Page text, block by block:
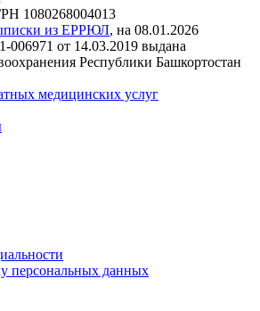
1080268004013
из ЕРРЮЛ, на 08.01.2026
от 14.03.2019 выдана
Республики Башкортостан
медицинских услуг
персональных данных